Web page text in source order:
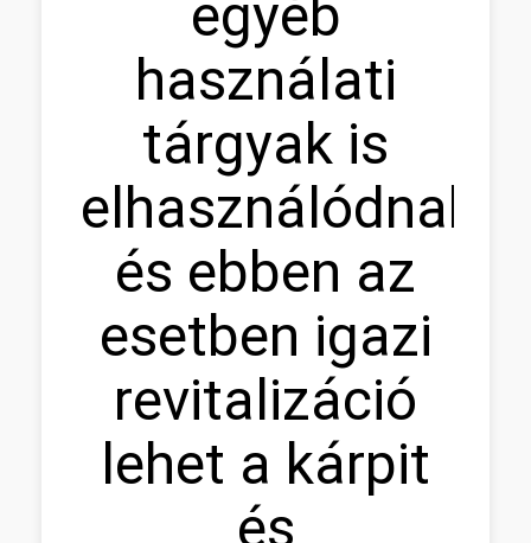
egyéb
használati
tárgyak is
elhasználódnak,
és ebben az
esetben igazi
revitalizáció
lehet a kárpit
és